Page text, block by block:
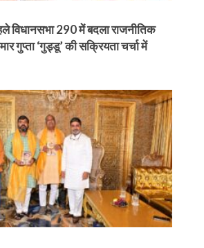
विधानसभा 290 में बदला राजनीतिक
गुप्ता ‘गुड्डू’ की सक्रियता चर्चा में